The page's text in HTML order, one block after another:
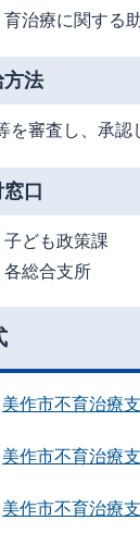
育治療に関する
方法
を審査し、承認
口
子ども政策課
各総合支所
美作市不育治療
美作市不育治療
美作市不育治療